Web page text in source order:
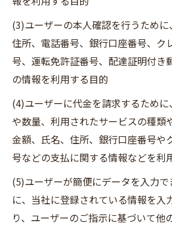
(3)ユーザーの本人確認を行うために
住所、電話番号、銀行口座番号、ク
号、運転免許証番号、配達証明付き
の情報を利用する目的
(4)ユーザーに代金を請求するため
や数量、利用されたサービスの種類
金額、氏名、住所、銀行口座番号や
号などの支払に関する情報などを利
(5)ユーザーが簡便にデータを入力
に、当社に登録されている情報を入
り、ユーザーのご指示に基づいて他